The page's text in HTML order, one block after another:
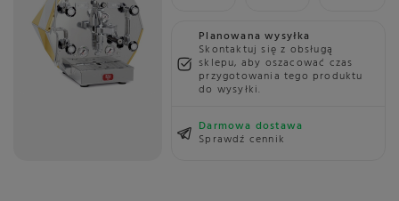
Planowana wysyłka
Skontaktuj się z obsługą
sklepu, aby oszacować czas
przygotowania tego produktu
do wysyłki.
Darmowa dostawa
Sprawdź cennik